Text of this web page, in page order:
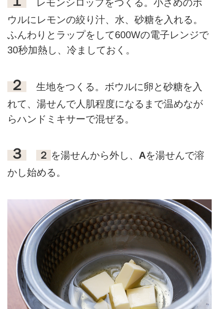
レモンシロップをつくる。小さめのボ
ウルにレモンの絞り汁、水、砂糖を入れる。
ふんわりとラップをして600Wの電子レンジで
30秒加熱し、冷ましておく。
２
生地をつくる。ボウルに卵と砂糖を入
れて、湯せんで人肌程度になるまで温めなが
らハンドミキサーで混ぜる。
３ ２ を湯せんから外し、 Aを湯せんで溶
かし始める。